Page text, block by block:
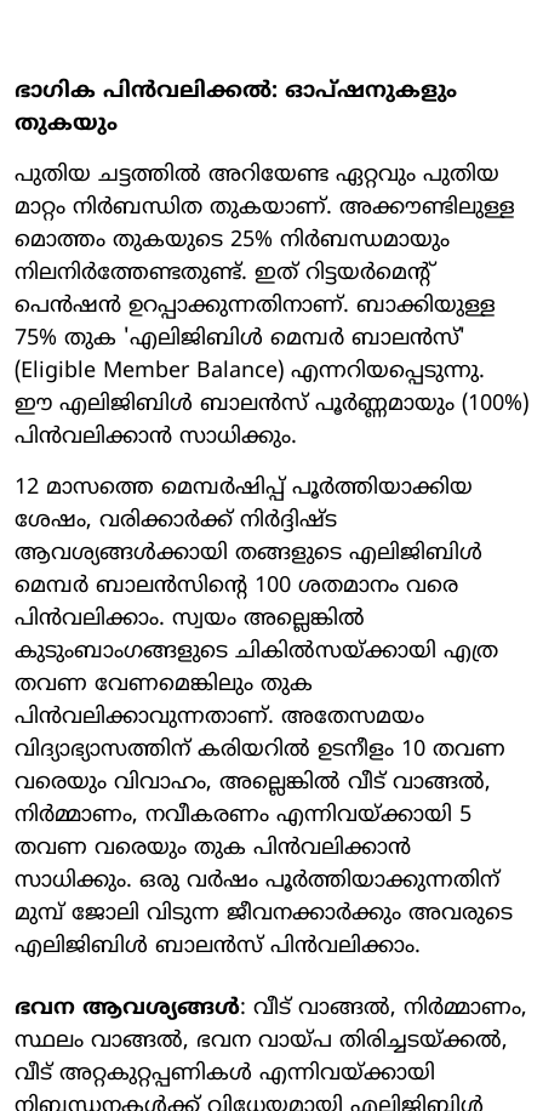
ഭാഗിക പിന്‍വലിക്കല്‍: ഓപ്ഷനുകളും
തുകയും
പുതിയ ചട്ടത്തില്‍ അറിയേണ്ട ഏറ്റവും പുതിയ
മാറ്റം നിര്‍ബന്ധിത തുകയാണ്. അക്കൗണ്ടിലുള്ള
മൊത്തം തുകയുടെ 25% നിര്‍ബന്ധമായും
നിലനിര്‍ത്തേണ്ടതുണ്ട്. ഇത് റിട്ടയര്‍മെന്റ്
പെന്‍ഷന്‍ ഉറപ്പാക്കുന്നതിനാണ്. ബാക്കിയുള്ള
75% തുക 'എലിജിബിള്‍ മെമ്പര്‍ ബാലന്‍സ്'
(Eligible Member Balance) എന്നറിയപ്പെടുന്നു.
ഈ എലിജിബിള്‍ ബാലന്‍സ് പൂര്‍ണ്ണമായും (100%)
പിന്‍വലിക്കാന്‍ സാധിക്കും.
12 മാസത്തെ മെമ്പര്‍ഷിപ്പ് പൂര്‍ത്തിയാക്കിയ
ശേഷം, വരിക്കാര്‍ക്ക് നിര്‍ദ്ദിഷ്ട
ആവശ്യങ്ങള്‍ക്കായി തങ്ങളുടെ എലിജിബിള്‍
മെമ്പര്‍ ബാലന്‍സിന്റെ 100 ശതമാനം വരെ
പിന്‍വലിക്കാം. സ്വയം അല്ലെങ്കില്‍
കുടുംബാംഗങ്ങളുടെ ചികില്‍സയ്ക്കായി എത്ര
തവണ വേണമെങ്കിലും തുക
പിന്‍വലിക്കാവുന്നതാണ്. അതേസമയം
വിദ്യാഭ്യാസത്തിന് കരിയറില്‍ ഉടനീളം 10 തവണ
വരെയും വിവാഹം, അല്ലെങ്കില്‍ വീട് വാങ്ങല്‍,
നിര്‍മ്മാണം, നവീകരണം എന്നിവയ്ക്കായി 5
തവണ വരെയും തുക പിന്‍വലിക്കാന്‍
സാധിക്കും. ഒരു വര്‍ഷം പൂര്‍ത്തിയാക്കുന്നതിന്
മുമ്പ് ജോലി വിടുന്ന ജീവനക്കാര്‍ക്കും അവരുടെ
എലിജിബിള്‍ ബാലന്‍സ് പിന്‍വലിക്കാം.
ഭവന ആവശ്യങ്ങള്‍: വീട് വാങ്ങല്‍, നിര്‍മ്മാണം,
സ്ഥലം വാങ്ങല്‍, ഭവന വായ്പ തിരിച്ചടയ്ക്കല്‍,
വീട് അറ്റകുറ്റപ്പണികള്‍ എന്നിവയ്ക്കായി